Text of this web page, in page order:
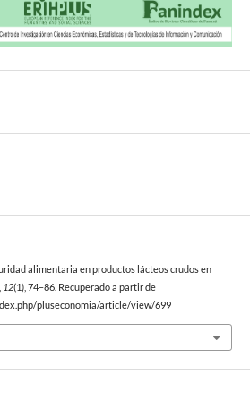
alimentaria en productos lácteos crudos en
12(1), 74–86. Recuperado a partir de
pluseconomia/article/view/699